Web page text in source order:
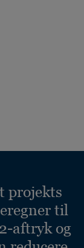
projekts
til
aftryk og